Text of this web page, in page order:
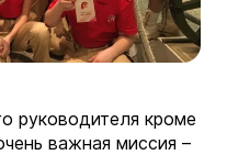
руководителя кроме
важная миссия –